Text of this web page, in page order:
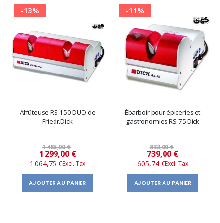
-13%
Affûteuse RS 150 DUO de
Friedr.Dick
1 485,00 €
Prix
​​
spécial
1 299,00 €
1 064,75 €
AJOUTER AU PANIER
-11%
Ébarboir pour épiceries et
gastronomies RS 75 Dick
833,00 €
Prix
spécial
739,00 €
605,74 €
AJOUTER AU PANIER